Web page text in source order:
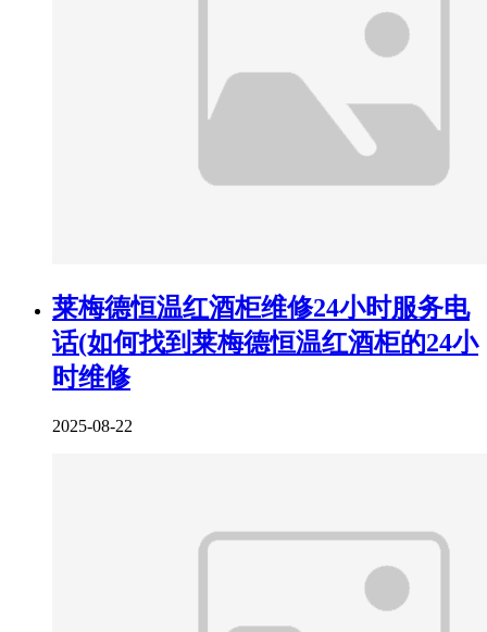
莱梅德恒温红酒柜维修24小时服务电
话(如何找到莱梅德恒温红酒柜的24小
时维修
2025-08-22